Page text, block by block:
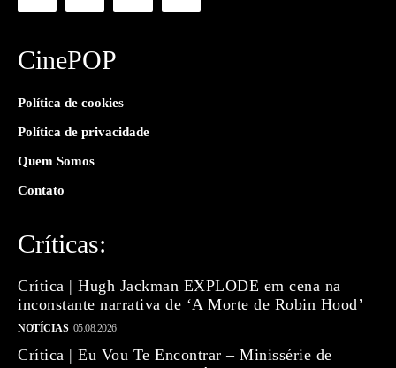
CinePOP
Política de cookies
Política de privacidade
Quem Somos
Contato
Críticas:
Crítica | Hugh Jackman EXPLODE em cena na
inconstante narrativa de ‘A Morte de Robin Hood’
NOTÍCIAS 05.08.2026
Crítica | Eu Vou Te Encontrar – Minissérie de